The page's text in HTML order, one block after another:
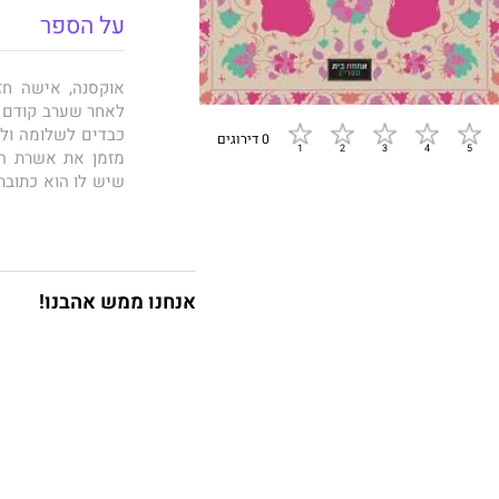
0 דירוגים
על הספר
אוקסנה, אישה
לאחר שערב קודם
כבדים לשלומה
מזמן את אשרת
שיש לו הוא
הנואש מנסה
"אוקסנה" היא
פתחון פה ושפה
אל החצרות
אנחנו ממש אהבנו!